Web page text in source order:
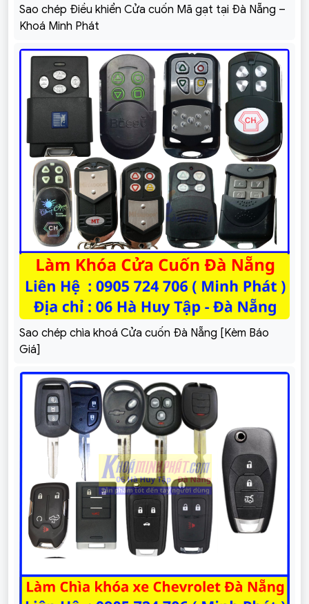
Sao chép Điều khiển Cửa cuốn Mã gạt tại Đà Nẵng –
Khoá Minh Phát
Sao chép chìa khoá Cửa cuốn Đà Nẵng [Kèm Báo
Giá]